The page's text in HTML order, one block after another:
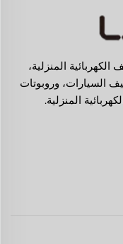
المنزلية،
السيارات، وروبوتات
المنزلية.